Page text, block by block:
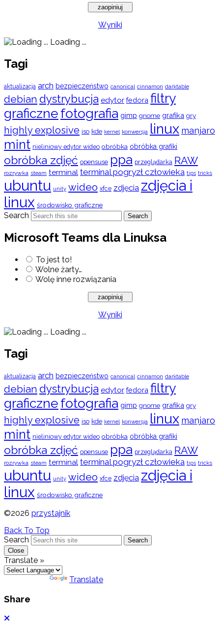
Wyniki
Loading ...
Tagi
aktualizacja arch bezpieczeństwo canonical cinnamon darktable
debian dystrybucja edytor fedora filtry
graficznefotografia gimp gnome grafika gry
highly explosive iso kde kernel konwersja linux manjaro
mint nieliniowy edytor wideo obróbka obróbka grafiki
obróbka zdjęć opensuse ppa przeglądarka RAW
rozrywka steam terminal terminal pogryzł człowieka tips tricks
ubuntu unity wideo xfce zdjęcia zdjęcia i
linux środowisko graficzne
Search Search
Microsoft Teams dla Linuksa
To jest to!
Wolne żarty…
Wolę inne rozwiązania
Wyniki
Loading ...
Tagi
aktualizacja arch bezpieczeństwo canonical cinnamon darktable
debian dystrybucja edytor fedora filtry
graficznefotografia gimp gnome grafika gry
highly explosive iso kde kernel konwersja linux manjaro
mint nieliniowy edytor wideo obróbka obróbka grafiki
obróbka zdjęć opensuse ppa przeglądarka RAW
rozrywka steam terminal terminal pogryzł człowieka tips tricks
ubuntu unity wideo xfce zdjęcia zdjęcia i
linux środowisko graficzne
©2026 przystajnik
Back To Top
Search
Search
Close
Translate »
Translate
Share